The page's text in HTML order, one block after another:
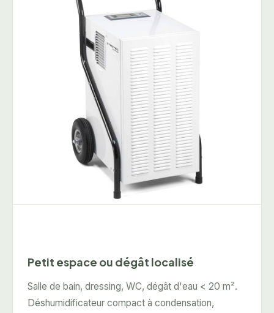
Petit espace ou dégât localisé
Salle de bain, dressing, WC, dégât d'eau < 20 m².
Déshumidificateur compact à condensation,